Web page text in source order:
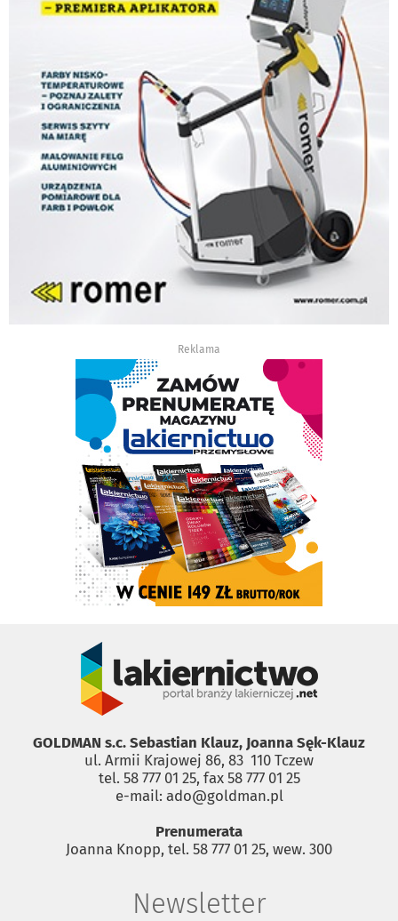
Reklama
GOLDMAN s.c. Sebastian Klauz, Joanna Sęk-Klauz
ul. Armii Krajowej 86, 83 ­ 110 Tczew
tel. 58 777 01 25, fax 58 777 01 25
e-mail: ado@goldman.pl
Prenumerata
Joanna Knopp, tel. 58 777 01 25, wew. 300
Newsletter